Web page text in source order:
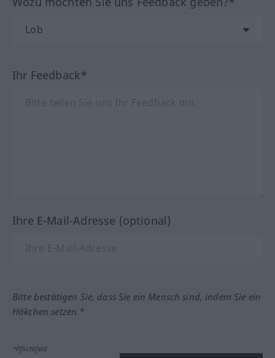
Ihr Feedback*
Ihre E-Mail-Adresse (optional)
Bitte bestätigen Sie, dass Sie ein Mensch sind, indem Sie ein
Häkchen setzen.*
*Pflichtfeld